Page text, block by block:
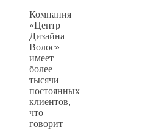
Компания
«Центр
Дизайна
Волос»
имеет
более
тысячи
постоянных
клиентов,
что
говорит